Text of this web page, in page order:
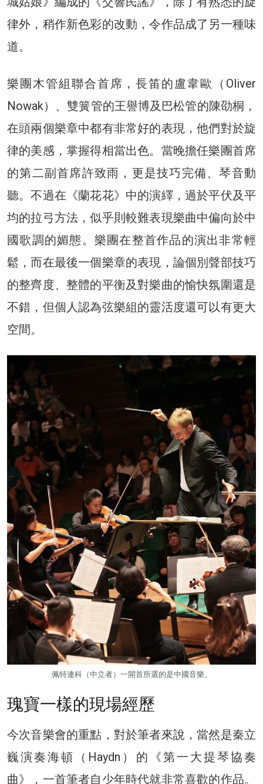
律外，稍作新色彩的改動，令作品成了另一種味
道。
樂團木管組聯合首席，長笛的盧韋歐（Oliver
Nowak）、雙簧管的王譽博及巴松管的陳劭桐，
在頭兩個樂章中都有非常好的表現，他們對於旋
律的美感，掌握得相當出色。當晚擔任樂團首席
的第二副首席許致雨，更是技巧完備、琴音動
聽。不過在《蘭花花》中的演繹，過於平伏及平
均的拉弓方法，似乎則較難表現樂曲中偏向於中
國歌調的媚態。樂團在整首作品的演出非常輕
鬆，而在最後一個樂章的表現，論個別聲部技巧
的整齊度、整體的平衡及對樂曲的愉快氛圍還是
不錯，但個人認為弦樂組的靈活度還可以有更大
空間。
佩特連科（中立者）一開首所選的是中國音樂。
瑰寶一樣的現場經歷
今次音樂會的重點，對於筆者來說，當然是秦立
巍演奏海頓（Haydn）的《第一大提琴協奏
曲》，一首筆者自少年時代就非常喜歡的作品。